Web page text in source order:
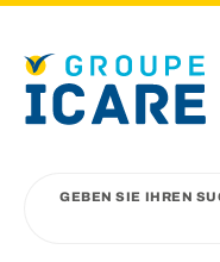
GEBEN SIE IHREN